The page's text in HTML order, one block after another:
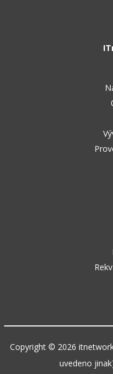
Copyright © 2026
uvedeno